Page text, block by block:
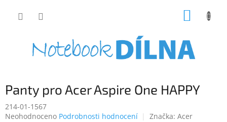
Panty pro Acer Aspire One HAPPY
214-01-1567
Průměrné
Neohodnoceno Podrobnosti hodnocení Značka: Acer